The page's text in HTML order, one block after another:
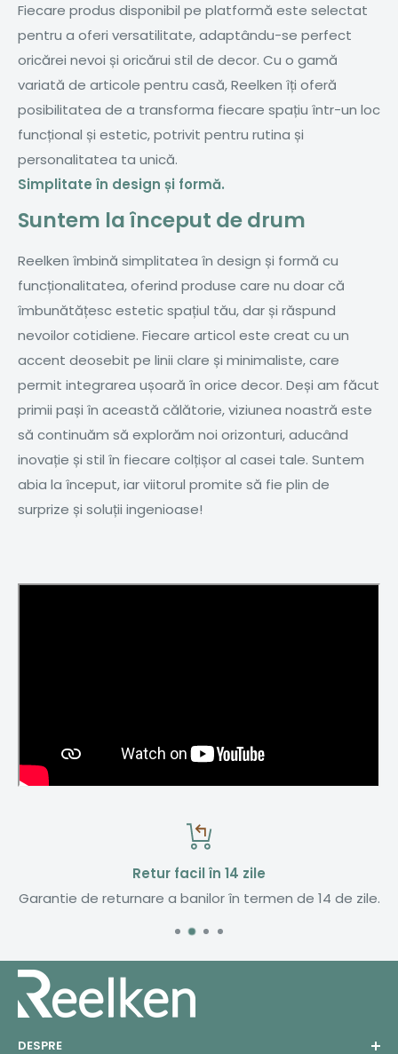
Fiecare produs disponibil pe platformă este selectat
pentru a oferi versatilitate, adaptându-se perfect
oricărei nevoi și oricărui stil de decor. Cu o gamă
variată de articole pentru casă, Reelken îți oferă
posibilitatea de a transforma fiecare spațiu într-un loc
funcțional și estetic, potrivit pentru rutina și
personalitatea ta unică.
Simplitate în design și formă.
Suntem la început de drum
Reelken îmbină simplitatea în design și formă cu
funcționalitatea, oferind produse care nu doar că
îmbunătățesc estetic spațiul tău, dar și răspund
nevoilor cotidiene. Fiecare articol este creat cu un
accent deosebit pe linii clare și minimaliste, care
permit integrarea ușoară în orice decor. Deși am făcut
primii pași în această călătorie, viziunea noastră este
să continuăm să explorăm noi orizonturi, aducând
inovație și stil în fiecare colțișor al casei tale. Suntem
abia la început, iar viitorul promite să fie plin de
surprize și soluții ingenioase!
Retur facil în 14 zile
Garantie de returnare a banilor în termen de 14 de zile.
DESPRE